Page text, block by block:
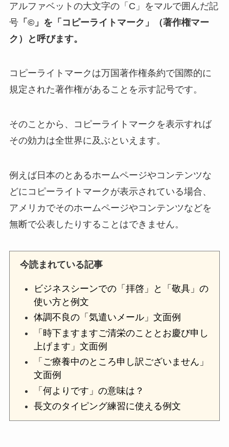
アルファベットの大文字の「C」をマルで囲んだ記
号「©」を「コピーライトマーク」（著作権マー
ク）と呼びます。
コピーライトマークは万国著作権条約で国際的に
規定された著作権があることを示す記号です。
そのことから、コピーライトマークを表示すれば
その効力は全世界に及ぶといえます。
例えば日本のとあるホームページやコンテンツな
どにコピーライトマークが表示されている場合、
アメリカでそのホームページやコンテンツなどを
無断で公表したりすることはできません。
今読まれている記事
ビジネスシーンでの「拝啓」と「敬具」の
使い方と例文
体調不良の「気遣いメール」文面例
「時下ますますご清栄のこととお慶び申し
上げます」文面例
「ご療養中のところ申し訳ございません」
文面例
「何よりです」の意味は？
長文のタイピング練習に使える例文